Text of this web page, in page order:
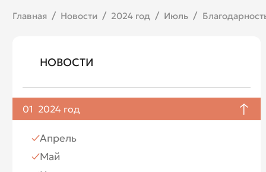
Главная Новости 2024 год Июль
НОВОСТИ
01 2024 год
Апрель
Май